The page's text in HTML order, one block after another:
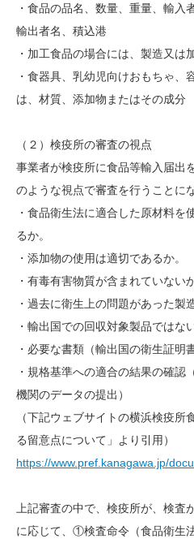
・食品の品名、数量、重量、輸入
輸出者名、積込港
・加工食品の場合には、製造又は
・食器具、乳幼児向けおもちゃ、
は、材質、添加物またはその成分
（２）検疫所の審査の視点
事業者が検疫所に食品等輸入届出
のような視点で審査を行うことに
・食品衛生法に適合した原材料を
るか。
・添加物の使用は適切であるか。
・有毒有害物質が含まれていないか
・過去に衛生上の問題があった製
・輸出国での回収対象製品ではな
・必要な書類（輸出国の衛生証明
・規格基準への適合の結果の確認
機関のデータの提出）
（下記ウェブサイトの横浜検疫
る留意点について」より引用）
https://www.pref.kanagawa.jp/
上記審査の中で、検疫所が、検査
に応じて、①検査命令（食品衛生